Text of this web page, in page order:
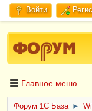
Войти
Главное меню
Форум 1C База ►